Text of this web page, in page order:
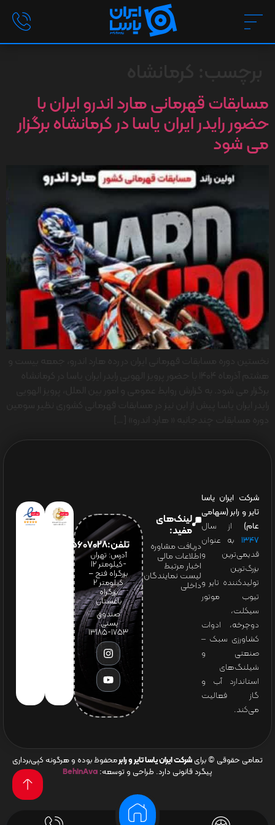
مسابقات قهرمانی هارد اندرو ایران با
حضور رایدر ایران یاسا در کرمانشاه برگزار
می شود
شرکت ایران یاسا
تایر و رابر (سهامی
عام) از سال
۱۳۴۷ به عنوان
قدیمی‌ترین و
بزرگ‌ترین
تولیدکننده تایر و
تیوب موتور
سیکلت،
دوچرخه، ادوات
کشاورزی سبک –
صنعتی و
شیلنگ‌های
استاندارد آب و
گاز فعالیت
می‌کند.
لینک‌های
مفید:
دریافت مشاوره
اطلاعات مالی
اخبار مرتبط
لیست نمایندگان
داخلی
تلفن:65607028(021)
آدرس: تهران
-کیلومتر 12
بزرگراه فتح –
کیلومتر ۲
بزرگراه
باغستان
صندوق
پستی:
1753-13185
تمامی حقوقی © برای شرکت ایران یاسا تایر و رابرمحفوظ بوده و هرگونه کپی‌برداری
پیگرد قانونی دارد. طراحی و توسعه: BehinAva